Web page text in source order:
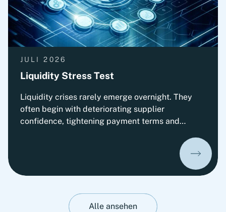
JULI 2026
Liquidity Stress Test
Liquidity crises rarely emerge overnight. They
often begin with deteriorating supplier
confidence, tightening payment terms and
significantly improve their ability to absorb
perspective on stress-testing liquidity resilience.
It highlights practical measures to strengthen
Alle ansehen